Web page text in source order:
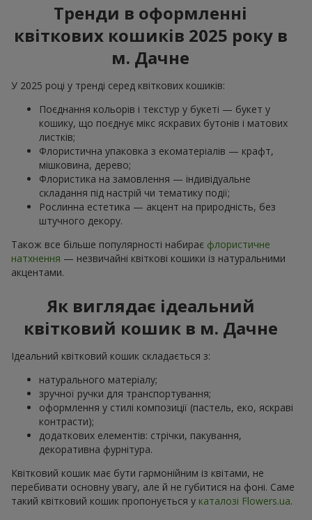
Тренди в оформленні
квіткових кошиків 2025 року в
м. Дачне
У 2025 році у тренді серед квіткових кошиків:
Поєднання кольорів і текстур у букеті — букет у
кошику, що поєднує мікс яскравих бутонів і матових
листків;
Флористична упаковка з екоматеріалів — крафт,
мішковина, дерево;
Флористика на замовлення — індивідуальне
складання під настрій чи тематику події;
Рослинна естетика — акцент на природність, без
штучного декору.
Також все більше популярності набирає флористичне
натхнення — незвичайні квіткові кошики із натуральними
акцентами.
Як виглядає ідеальний
квітковий кошик в м. Дачне
Ідеальний квітковий кошик складається з:
натурального матеріалу;
зручної ручки для транспортування;
оформлення у стилі композиції (пастель, еко, яскраві
контрасти);
додаткових елементів: стрічки, пакування,
декоративна фурнітура.
Квітковий кошик має бути гармонійним із квітами, не
перебивати основну увагу, але й не губитися на фоні. Саме
такий квітковий кошик пропонується у каталозі Flowers.ua.